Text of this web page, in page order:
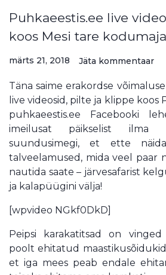
Puhkaeestis.ee live
koos Mesi tare
märts 21, 2018 Jäta kommentaar
Täna saime erakordse
live videosid, pilte ja klippe koos
puhkaeestis.ee Facebooki
imeilusat päikselist ilma
suundusimegi, et ette
talveelamused, mida veel paar
nautida saate – järvesafarist
ja kalapüügini välja!
[wpvideo NGkf0DkD]
Peipsi karakatitsad on
poolt ehitatud
et iga mees peab endale